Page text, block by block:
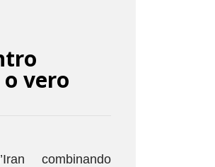
vero
combinando